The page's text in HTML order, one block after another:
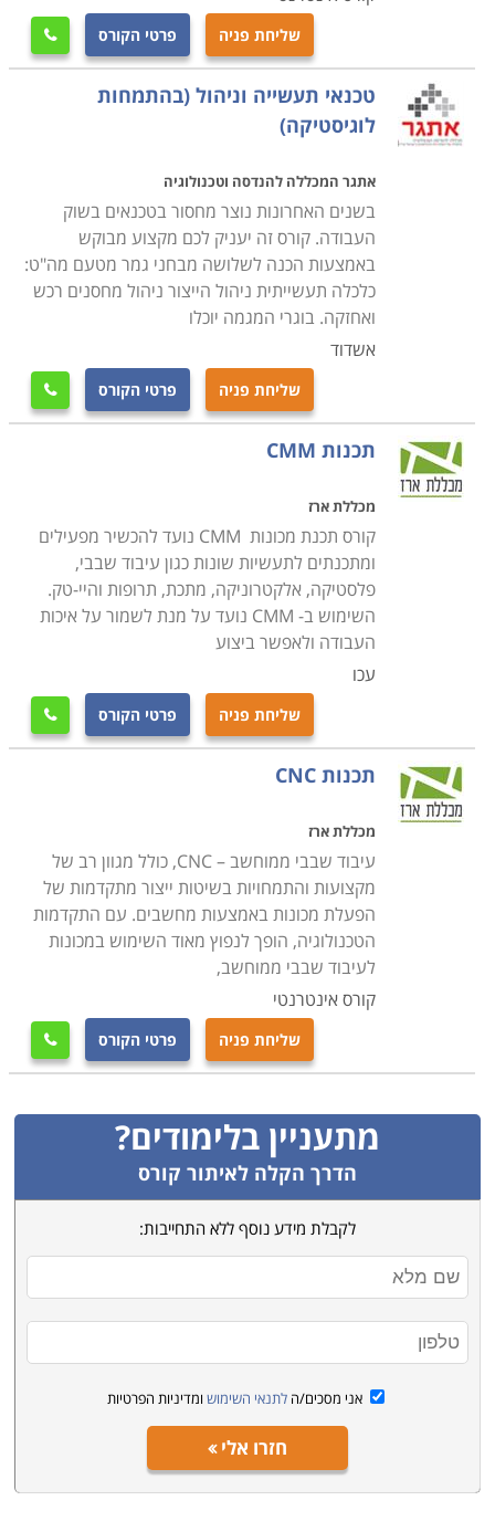
שליחת פניה פרטי הקורס 
טכנאי תעשייה וניהול (בהתמחות
לוגיסטיקה)
אתגר המכללה להנדסה וטכנולוגיה
בשנים האחרונות נוצר מחסור בטכנאים בשוק
העבודה. קורס זה יעניק לכם מקצוע מבוקש
באמצעות הכנה לשלושה מבחני גמר מטעם מה"ט:
כלכלה תעשייתית ניהול הייצור ניהול מחסנים רכש
ואחזקה. בוגרי המגמה יוכלו
אשדוד
שליחת פניה פרטי הקורס 
תכנות CMM
מכללת ארז
קורס תכנת מכונות CMM נועד להכשיר מפעילים
ומתכנתים לתעשיות שונות כגון עיבוד שבבי,
פלסטיקה, אלקטרוניקה, מתכת, תרופות והיי-טק.
השימוש ב- CMM נועד על מנת לשמור על איכות
העבודה ולאפשר ביצוע
עכו
שליחת פניה פרטי הקורס 
תכנות CNC
מכללת ארז
עיבוד שבבי ממוחשב – CNC, כולל מגוון רב של
מקצועות והתמחויות בשיטות ייצור מתקדמות של
הפעלת מכונות באמצעות מחשבים. עם התקדמות
הטכנולוגיה, הופך לנפוץ מאוד השימוש במכונות
לעיבוד שבבי ממוחשב,
קורס אינטרנטי
שליחת פניה פרטי הקורס 
מתעניין בלימודים?
הדרך הקלה לאיתור קורס
לקבלת מידע נוסף ללא התחייבות:
אני מסכים/ה לתנאי השימוש ומדיניות הפרטיות
חזרו אלי